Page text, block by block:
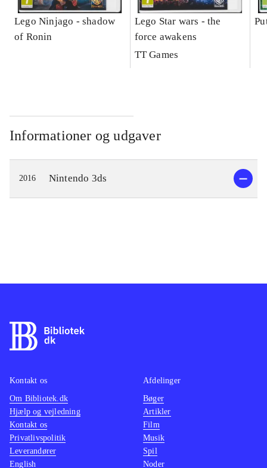
Lego Ninjago - shadow
of Ronin
Lego Star wars - the
force awakens
TT Games
Informationer og udgaver
2016 Nintendo 3ds
Kontakt os
Om Bibliotek.dk
Hjælp og vejledning
Kontakt os
Privatlivspolitik
Leverandører
English
Afdelinger
Bøger
Artikler
Film
Musik
Spil
Noder